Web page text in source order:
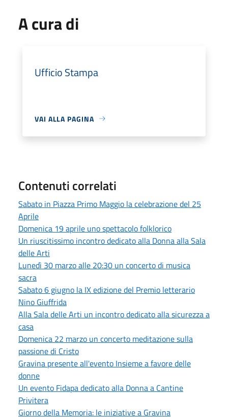
A cura di
Ufficio Stampa
VAI ALLA PAGINA
Contenuti correlati
Sabato in Piazza Primo Maggio la celebrazione del 25
Aprile
Domenica 19 aprile uno spettacolo folklorico
Un riuscitissimo incontro dedicato alla Donna alla Sala
delle Arti
Lunedì 30 marzo alle 20:30 un concerto di musica
sacra
Sabato 6 giugno la IX edizione del Premio letterario
Nino Giuffrida
Alla Sala delle Arti un incontro dedicato alla sicurezza a
casa
Domenica 22 marzo un concerto meditazione sulla
passione di Cristo
Gravina presente all'evento Insieme a favore delle
donne
Un evento Fidapa dedicato alla Donna a Cantine
Privitera
Giorno della Memoria: le iniziative a Gravina